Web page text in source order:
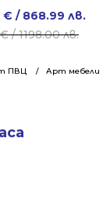
ПВЦ Арт мебели
€/ 1198.00 лв.
Original
price
612.53 €
€ / 868.99 лв.
Current
price
444.31 €